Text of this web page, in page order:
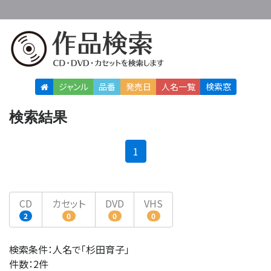
ジャンル 品番 発売日 人名一覧 検索窓
検索結果
1
CD
2
カセット
0
DVD
0
VHS
0
検索条件：人名で「杉田育子」
件数：2件